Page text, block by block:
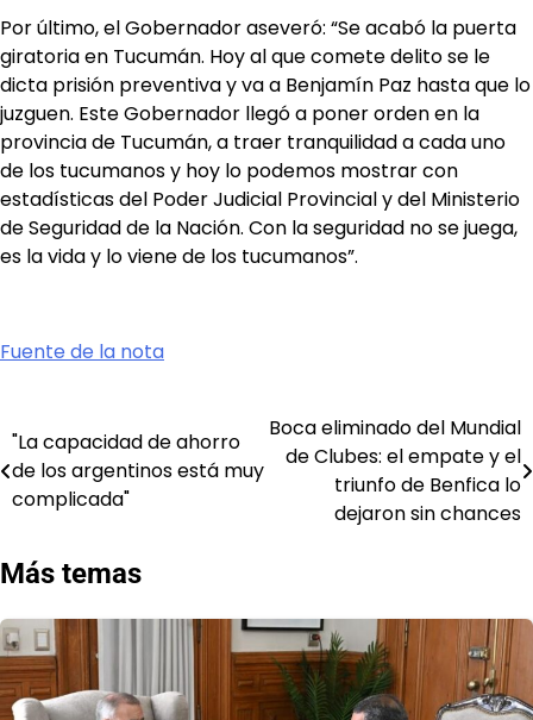
Por último, el Gobernador aseveró: “Se acabó la puerta
giratoria en Tucumán. Hoy al que comete delito se le
dicta prisión preventiva y va a Benjamín Paz hasta que lo
juzguen. Este Gobernador llegó a poner orden en la
provincia de Tucumán, a traer tranquilidad a cada uno
de los tucumanos y hoy lo podemos mostrar con
estadísticas del Poder Judicial Provincial y del Ministerio
de Seguridad de la Nación. Con la seguridad no se juega,
es la vida y lo viene de los tucumanos”.
Fuente de la nota
Navegación
de
entradas
"La capacidad de ahorro
de los argentinos está muy
complicada"
Boca eliminado del Mundial
de Clubes: el empate y el
triunfo de Benfica lo
dejaron sin chances
Más temas